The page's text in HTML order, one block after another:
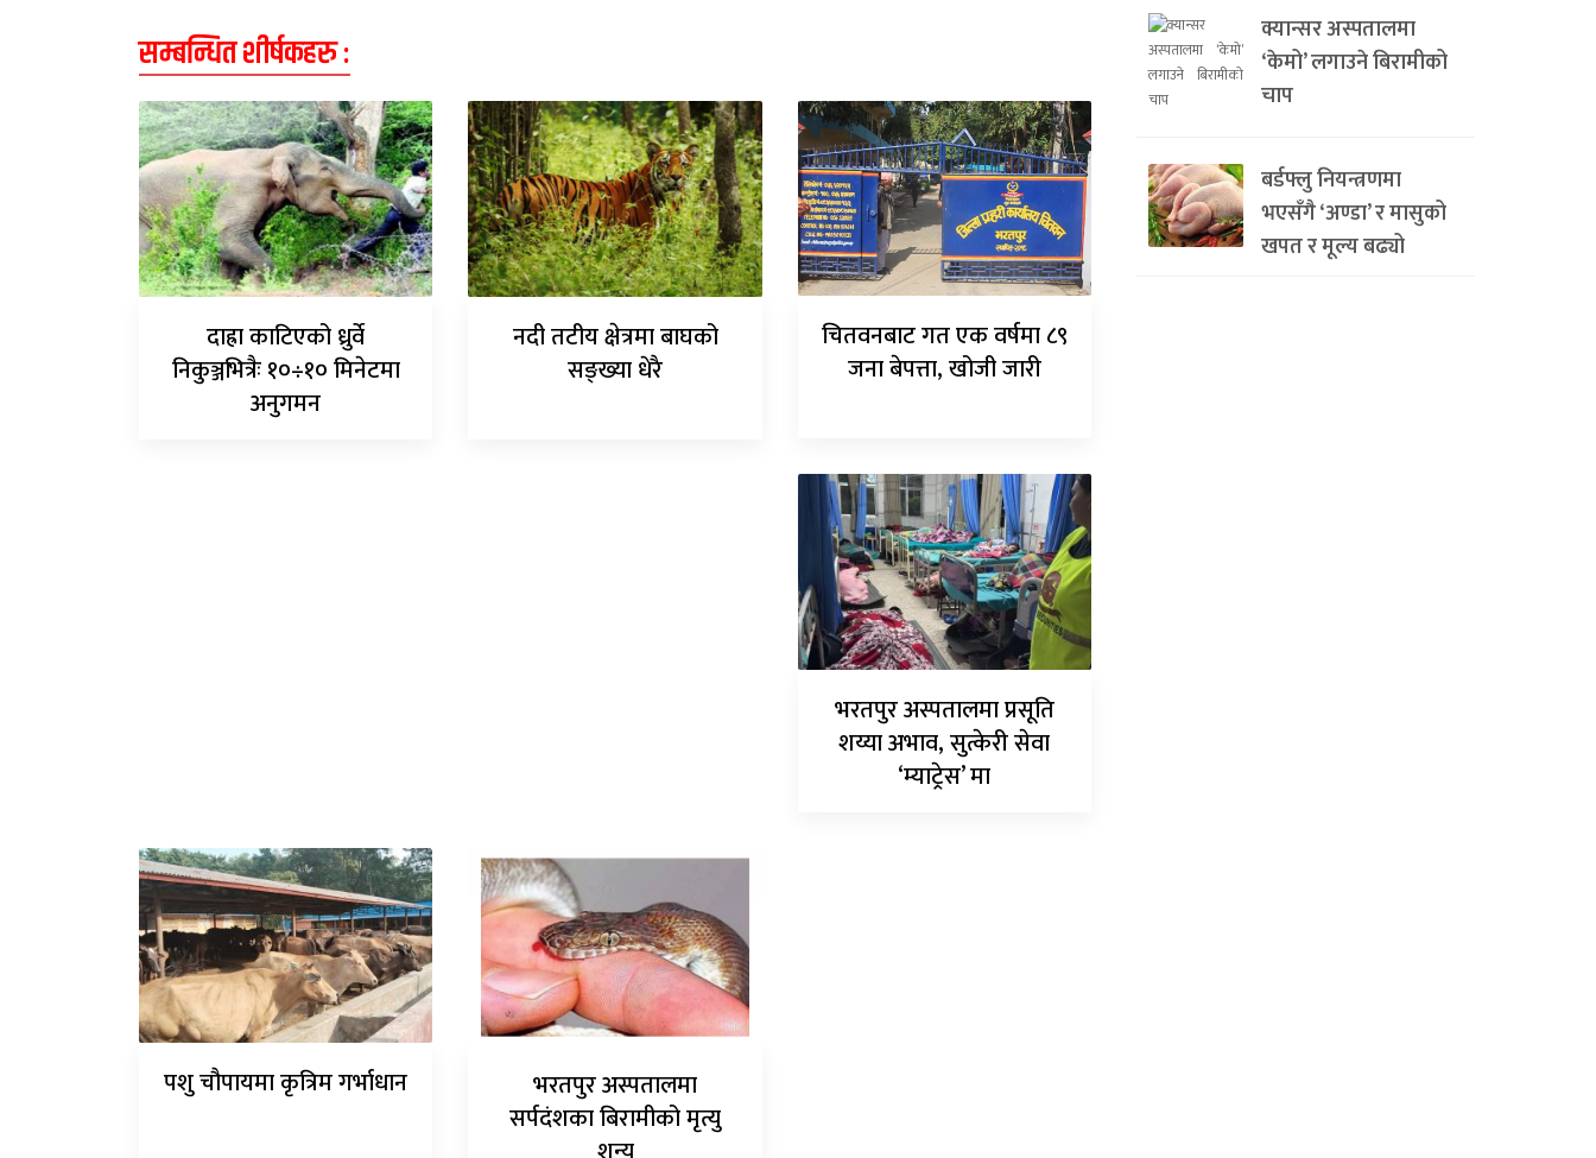
सम्बन्धित शीर्षकहरु :
दाह्रा काटिएको ध्रुर्वे
निकुञ्जभित्रैः १०÷१० मिनेटमा
अनुगमन
नदी तटीय क्षेत्रमा बाघको
सङ्ख्या धेरै
चितवनबाट गत एक वर्षमा ८९
जना बेपत्ता, खोजी जारी
भरतपुर अस्पतालमा प्रसूति
शय्या अभाव, सुत्केरी सेवा
‘म्याट्रेस’ मा
पशु चौपायमा कृत्रिम गर्भाधान
भरतपुर अस्पतालमा
सर्पदंशका बिरामीको मृत्यु
क्यान्सर अस्पतालमा
‘केमो’ लगाउने बिरामीको
चाप
बर्डफ्लु नियन्त्रणमा
भएसँगै ‘अण्डा’ र मासुको
खपत र मूल्य बढ्यो